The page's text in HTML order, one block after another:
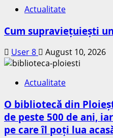
Actualitate
Cum supraviețuiești
User 8 August 10, 2026
Actualitate
O bibliotecă din
de peste 500 de ani,
pe care îl poți lua